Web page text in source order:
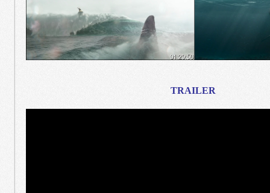
TRAILER